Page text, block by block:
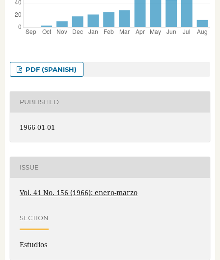
PDF (SPANISH)
PUBLISHED
1966-01-01
ISSUE
Vol. 41 No. 156 (1966): enero-marzo
SECTION
Estudios